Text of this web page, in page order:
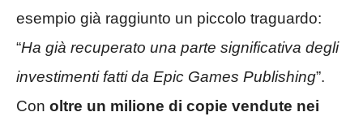
esempio già raggiunto un piccolo traguardo:
“Ha già recuperato una parte significativa degli
investimenti fatti da Epic Games Publishing”.
Con oltre un milione di copie vendute nei